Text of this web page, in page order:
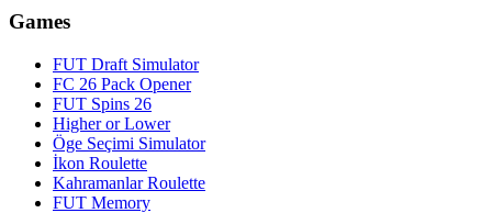
Games
FUT Draft Simulator
FC 26 Pack Opener
FUT Spins 26
Higher or Lower
Öge Seçimi Simulator
İkon Roulette
Kahramanlar Roulette
FUT Memory